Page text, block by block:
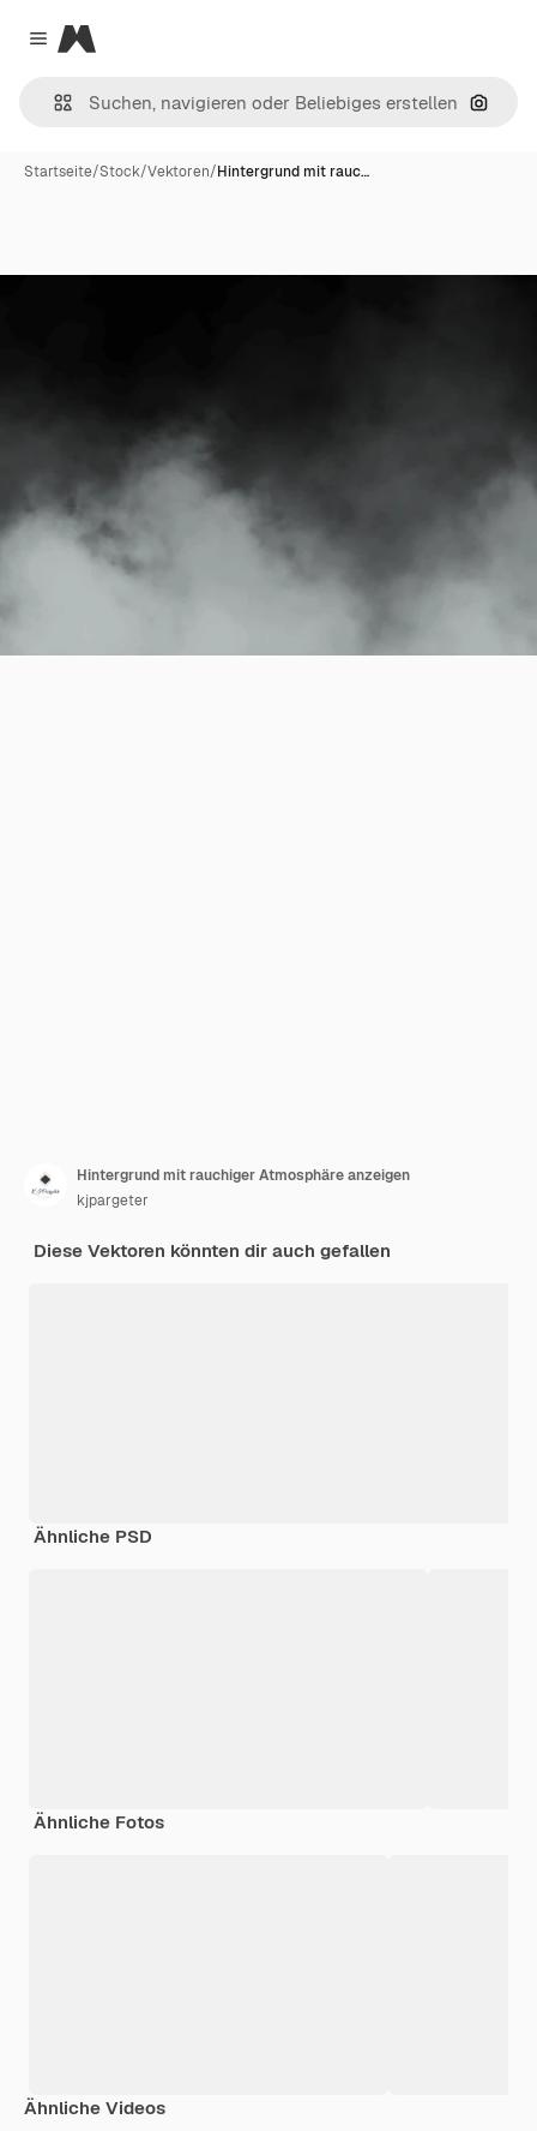
Close menu
Magnific
Nach
Startseite/Stock/Vektoren/Hintergrund mit rauc…
Hintergrund mit rauchiger Atmosphäre anzeigen
kjpargeter
Diese Vektoren könnten dir auch gefallen
Ähnliche PSD
Ähnliche Fotos
Ähnliche Videos